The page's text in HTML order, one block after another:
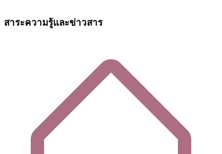
สาระความรู้และข่าวสาร